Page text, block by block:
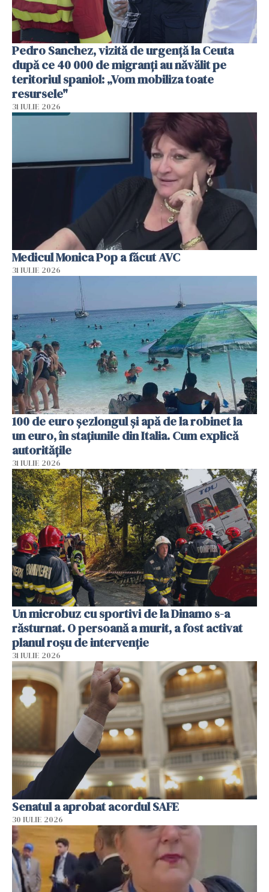
Pedro Sanchez, vizită de urgență la Ceuta
după ce 40 000 de migranți au năvălit pe
teritoriul spaniol: „Vom mobiliza toate
resursele"
31 IULIE 2026
Medicul Monica Pop a făcut AVC
31 IULIE 2026
100 de euro șezlongul și apă de la robinet la
un euro, în stațiunile din Italia. Cum explică
autoritățile
31 IULIE 2026
Un microbuz cu sportivi de la Dinamo s-a
răsturnat. O persoană a murit, a fost activat
planul roșu de intervenție
31 IULIE 2026
Senatul a aprobat acordul SAFE
30 IULIE 2026